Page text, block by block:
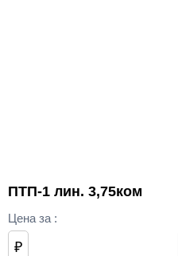
ПТП-1 лин. 3,75ком
Цена за :
₽